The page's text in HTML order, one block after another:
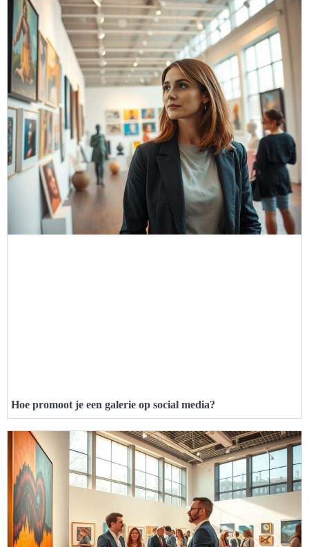
Hoe promoot je een galerie op social media?